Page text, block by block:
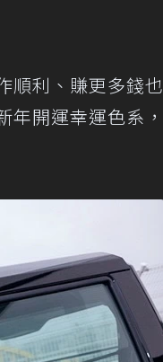
順利、賺更多錢也
年開運幸運色系，